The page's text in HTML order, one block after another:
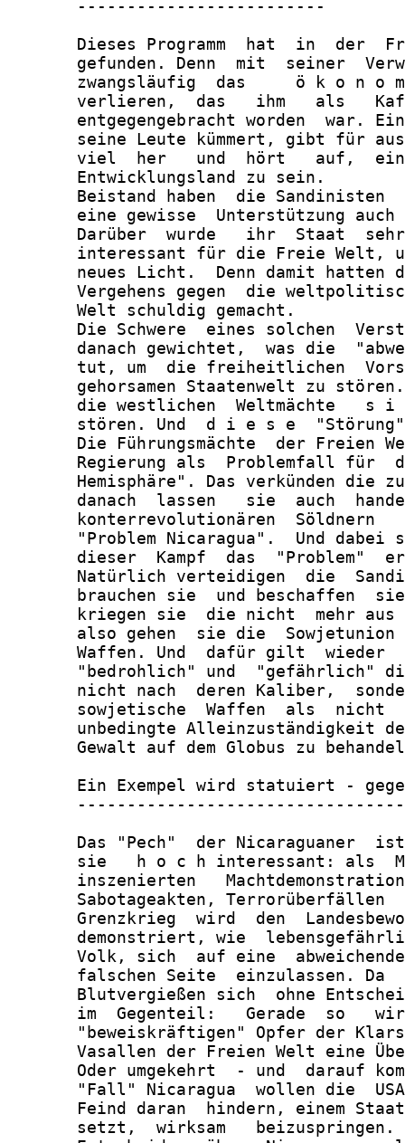
       -------------------------
Dieses Programm  hat  in  der
gefunden. Denn  mit  seiner
zwangsläufig  das     ö k o n o
verlieren,  das   ihm   als
entgegengebracht worden  war.
seine Leute kümmert, gibt für
viel  her   und  hört   auf,
       Entwicklungsland zu sein.
Beistand haben  die Sandinisten
eine gewisse  Unterstützung
Darüber  wurde   ihr  Staat
interessant für die Freie Welt,
neues Licht.  Denn damit hatten
Vergehens gegen  die
       Welt schuldig gemacht.
Die Schwere  eines solchen
danach gewichtet,  was die
tut, um  die freiheitlichen
gehorsamen Staatenwelt zu
die westlichen  Weltmächte   s
stören. Und  d i e s e
Die Führungsmächte  der Freien
Regierung als  Problemfall für
Hemisphäre". Das verkünden die
danach  lassen   sie  auch
konterrevolutionären  Söldnern
"Problem Nicaragua".  Und dabei
dieser  Kampf  das  "Problem"
Natürlich verteidigen  die
brauchen sie  und beschaffen
kriegen sie  die nicht  mehr
also gehen  sie die
Waffen. Und  dafür gilt  wieder
"bedrohlich" und  "gefährlich"
nicht nach  deren Kaliber,
sowjetische  Waffen  als  nicht
unbedingte Alleinzuständigkeit
Gewalt auf dem Globus zu
Ein Exempel wird statuiert -
Das "Pech"  der Nicaraguaner
sie   h o c h interessant: als
inszenierten
Sabotageakten, Terrorüberfällen
Grenzkrieg  wird  den
demonstriert, wie
Volk, sich  auf eine
falschen Seite  einzulassen. Da
Blutvergießen sich  ohne
im  Gegenteil:   Gerade  so
"beweiskräftigen" Opfer der
Vasallen der Freien Welt eine
Oder umgekehrt  - und  darauf
"Fall" Nicaragua  wollen die
Feind daran  hindern, einem
setzt,  wirksam